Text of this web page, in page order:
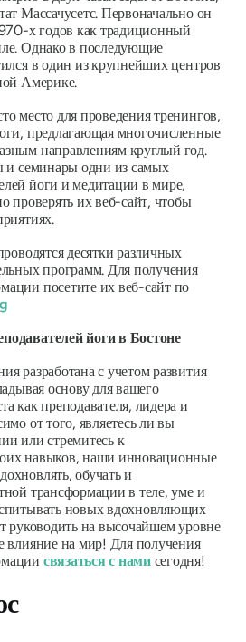
Массачусетс. Первоначально он
х годов как традиционный
Однако в последующие
в один из крупнейших центров
Америке.
место для проведения тренингов,
предлагающая многочисленные
направлениям круглый год.
и семинары одни из самых
йоги и медитации в мире,
проверять их веб-сайт, чтобы
десятки различных
программ. Для получения
посетите их веб-сайт по
йоги в Бостоне
разработана с учетом развития
основу для вашего
как преподавателя, лидера и
от того, являетесь ли вы
или стремитесь к
навыков, наши инновационные
обучать и
трансформации в теле, уме и
новых вдохновляющих
руководить на высочайшем уровне
влияние на мир! Для получения
связаться с намисегодня!